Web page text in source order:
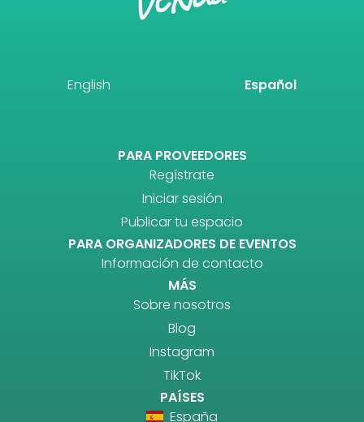
English Español
PARA PROVEEDORES
Regístrate
Iniciar sesión
Publicar tu espacio
PARA ORGANIZADORES DE EVENTOS
Información de contacto
MÁS
Sobre nosotros
Blog
Instagram
TikTok
PAÍSES
España